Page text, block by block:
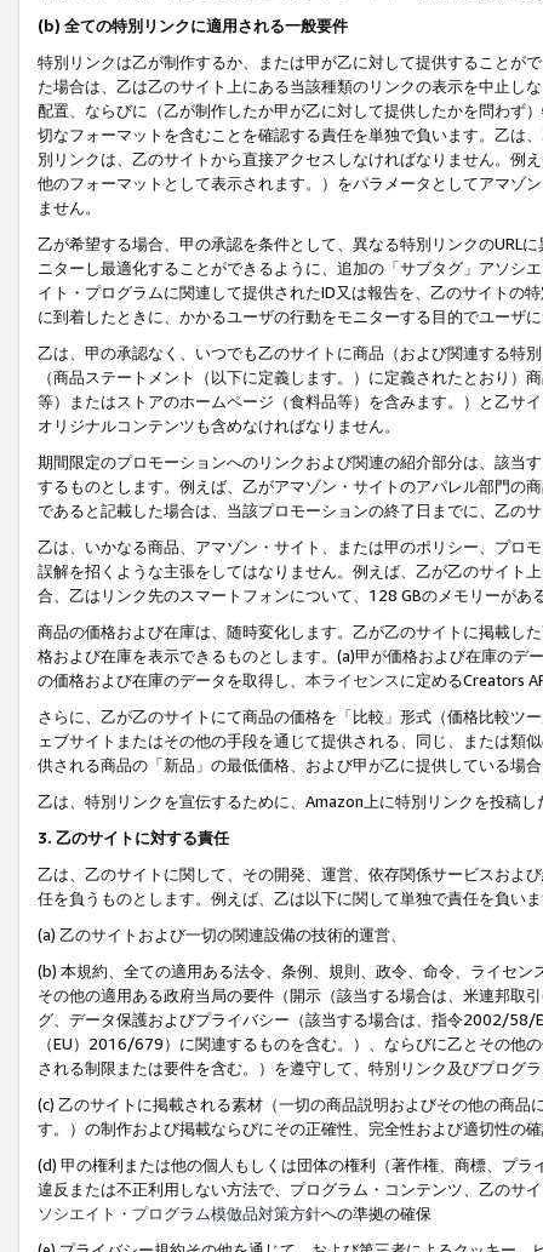
(b) 全ての特別リンクに適用される一般要件
特別リンクは乙が制作するか、または甲が乙に対して提供することが
た場合は、乙は乙のサイト上にある当該種類のリンクの表示を中止し
配置、ならびに（乙が制作したか甲が乙に対して提供したかを問わず
切なフォーマットを含むことを確認する責任を単独で負います。乙は
別リンクは、乙のサイトから直接アクセスしなければなりません。例
他のフォーマットとして表示されます。）をパラメータとしてアマゾ
ません。
乙が希望する場合、甲の承認を条件として、異なる特別リンクのURL
ニターし最適化することができるように、追加の「サブタグ」アソシ
イト・プログラムに関連して提供されたID又は報告を、乙のサイトの
に到着したときに、かかるユーザの行動をモニターする目的でユーザ
乙は、甲の承認なく、いつでも乙のサイトに商品（および関連する特
（商品ステートメント（以下に定義します。）に定義されたとおり
等）またはストアのホームページ（食料品等）を含みます。）と乙サ
オリジナルコンテンツも含めなければなりません。
期間限定のプロモーションへのリンクおよび関連の紹介部分は、該当
するものとします。例えば、乙がアマゾン・サイトのアパレル部門の
であると記載した場合は、当該プロモーションの終了日までに、乙の
乙は、いかなる商品、アマゾン・サイト、または甲のポリシー、プロ
誤解を招くような主張をしてはなりません。例えば、乙が乙のサイト
合、乙はリンク先のスマートフォンについて、128 GBのメモリーがあ
商品の価格および在庫は、随時変化します。乙が乙のサイトに掲載し
格および在庫を表示できるものとします。(a)甲が価格および在庫の
の価格および在庫のデータを取得し、 本ライセンスに定めるCreators
さらに、乙が乙のサイトにて商品の価格を「比較」形式（価格比較ツ
ェブサイトまたはその他の手段を通じて提供される、同じ、または類
供される商品の「新品」の最低価格、および甲が乙に提供している場
乙は、特別リンクを宣伝するために、Amazon上に特別リンクを投稿
3. 乙のサイトに対する責任
乙は、乙のサイトに関して、その開発、運営、依存関係サービスおよ
任を負うものとします。例えば、乙は以下に関して単独で責任を負い
(a) 乙のサイトおよび一切の関連設備の技術的運営、
(b) 本規約、全ての適用ある法令、条例、規則、政令、命令、ライセ
その他の適用ある政府当局の要件（開示（該当する場合は、米連邦取
グ、データ保護およびプライバシー（該当する場合は、指令2002/58/
（EU）2016/679）に関連するものを含む。）、ならびに乙とその他
される制限または要件を含む。）を遵守して、特別リンク及びプログ
(c) 乙のサイトに掲載される素材（一切の商品説明およびその他の商
す。）の制作および掲載ならびにその正確性、完全性および適切性の
(d) 甲の権利または他の個人もしくは団体の権利（著作権、商標、プ
違反または不正利用しない方法で、プログラム・コンテンツ、乙のサ
ソシエイト・プログラム模倣品対策方針への準拠の確保